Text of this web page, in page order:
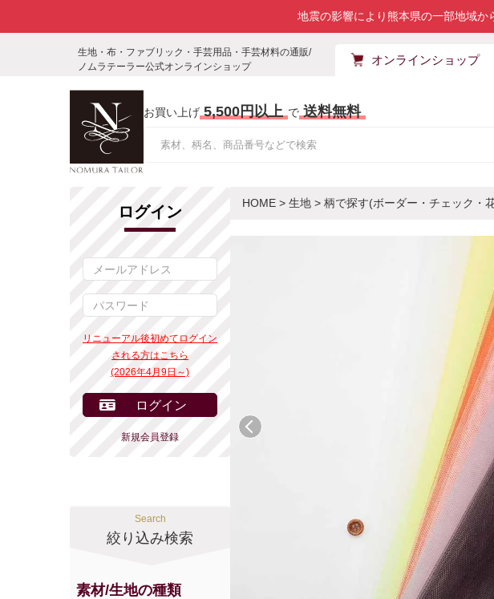
地震の影響により熊本県の一部地域か
生地・布・ファブリック・手芸用品・手芸材料の通販/
ノムラテーラー公式オンラインショップ
オンラインショップ
お買い上げ 5,500円以上 で 送料無料
ログイン
リニューアル後初めてログイン
される方はこちら
(2026年4月9日～)
ログイン
新規会員登録
Search
絞り込み検索
素材/生地の種類
HOME > 生地 > 柄で探す(ボーダー・チェック・
前へ